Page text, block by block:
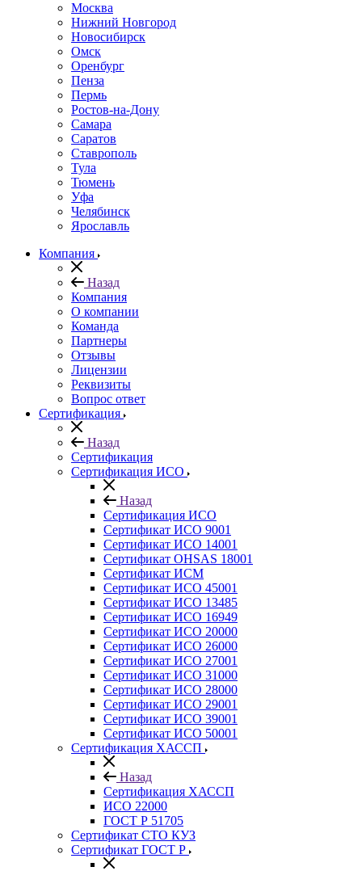
Москва
Нижний Новгород
Новосибирск
Омск
Оренбург
Пенза
Пермь
Ростов-на-Дону
Самара
Саратов
Ставрополь
Тула
Тюмень
Уфа
Челябинск
Ярославль
Компания
Назад
Компания
О компании
Команда
Партнеры
Отзывы
Лицензии
Реквизиты
Вопрос ответ
Сертификация
Назад
Сертификация
Сертификация ИСО
Назад
Сертификация ИСО
Сертификат ИСО 9001
Сертификат ИСО 14001
Сертификат OHSAS 18001
Сертификат ИСМ
Сертификат ИСО 45001
Сертификат ИСО 13485
Сертификат ИСО 16949
Сертификат ИСО 20000
Сертификат ИСО 26000
Сертификат ИСО 27001
Сертификат ИСО 31000
Сертификат ИСО 28000
Сертификат ИСО 29001
Сертификат ИСО 39001
Сертификат ИСО 50001
Сертификация ХАССП
Назад
Сертификация ХАССП
ИСО 22000
ГОСТ Р 51705
Сертификат СТО КУЗ
Сертификат ГОСТ Р